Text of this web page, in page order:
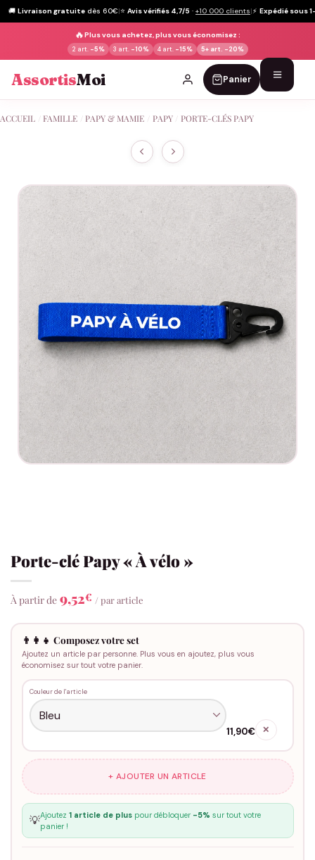
🚚 Livraison gratuite dès 60€|⭐ Avis vérifiés 4,7/5 · +10 000 clients|⚡ Expédié sous
🔥Plus vous achetez, plus vous économisez :
2 art. -5% 3 art. -10% 4 art. -15% 5+ art. -20%
AssortisMoi Panier
au
ACCUEIL FAMILLE PAPY & MAMIE PAPY PORTE-CLÉS PAPY
Porte-clé Papy « À vélo »
À partir de 9,52€ / par article
👨‍👩‍👧 Composez votre set
Ajoutez un article par personne. Plus vous en ajoutez, plus vous
économisez sur tout votre panier.
Couleur de l'article
11,90€ ✕
+ AJOUTER UN ARTICLE
💡Ajoutez 1 article de pluspour débloquer -5% sur tout votre
panier !